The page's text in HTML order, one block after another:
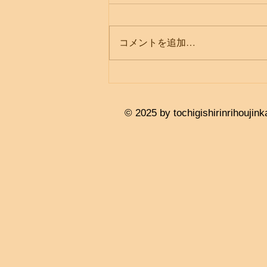
コメントを追加…
© 2025 by tochigishirinrihouj